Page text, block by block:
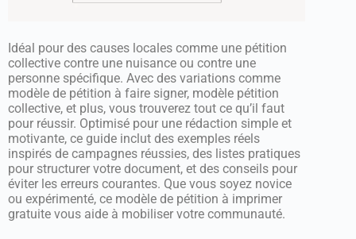
Idéal pour des causes locales comme une pétition
collective contre une nuisance ou contre une
personne spécifique. Avec des variations comme
modèle de pétition à faire signer, modèle pétition
collective, et plus, vous trouverez tout ce qu’il faut
pour réussir. Optimisé pour une rédaction simple et
motivante, ce guide inclut des exemples réels
inspirés de campagnes réussies, des listes pratiques
pour structurer votre document, et des conseils pour
éviter les erreurs courantes. Que vous soyez novice
ou expérimenté, ce modèle de pétition à imprimer
gratuite vous aide à mobiliser votre communauté.